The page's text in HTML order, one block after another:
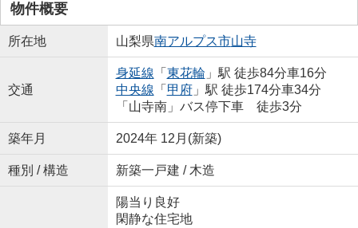
物件概要
所在地 山梨県南アルプス市山寺
交通
身延線 「 東花輪」駅 徒歩84分車16分
中央線 「 甲府」駅 徒歩174分車34分
「山寺南」バス停下車 徒歩3分
築年月 2024年 12月(新築)
種別 / 構造 新築一戸建 / 木造
陽当り良好
閑静な住宅地